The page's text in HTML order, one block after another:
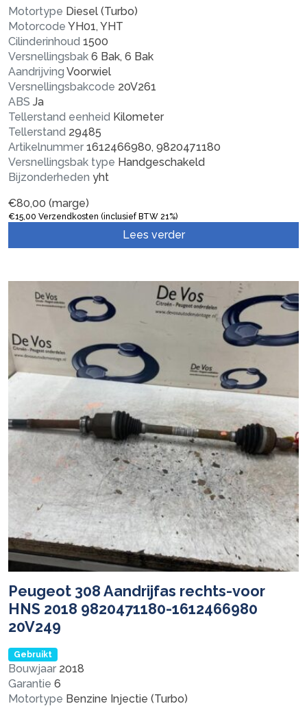
Motortype Diesel (Turbo)
Motorcode YH01, YHT
Cilinderinhoud 1500
Versnellingsbak 6 Bak, 6 Bak
Aandrijving Voorwiel
Versnellingsbakcode 20V261
ABS Ja
Tellerstand eenheid Kilometer
Tellerstand 29485
Artikelnummer 1612466980, 9820471180
Versnellingsbak type Handgeschakeld
Bijzonderheden yht
€80,00 (marge)
€15,00 Verzendkosten (inclusief BTW 21%)
Lees verder
Peugeot 308 Aandrijfas rechts-voor
HNS 2018 9820471180-1612466980
20V249
Gebruikt
Bouwjaar 2018
Garantie 6
Motortype Benzine Injectie (Turbo)